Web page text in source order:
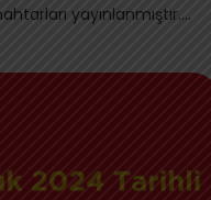
yayınlanmıştır.